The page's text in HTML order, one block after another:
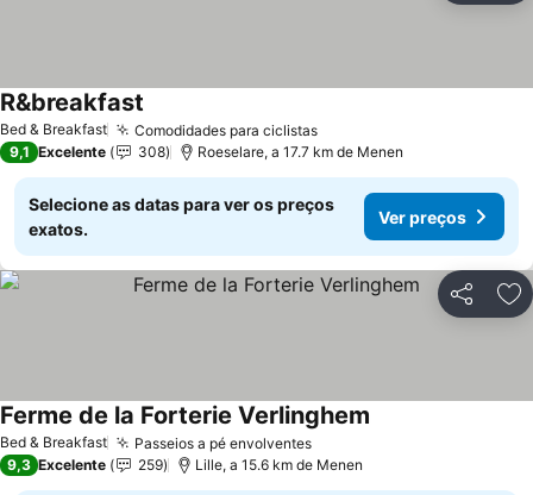
Bed & Breakfast Comodidades para ciclistasVer preços
R&breakfast
9,1 Excelente 308 Roeselare, a 17.7 km de Menen
Selecione as datas para ver os preços
exatos.
Ver preços
Partilhar
Bed & Breakfast Passeios a pé envolventesVer preços
Ferme de la Forterie Verlinghem
9,3 Excelente 259 Lille, a 15.6 km de Menen